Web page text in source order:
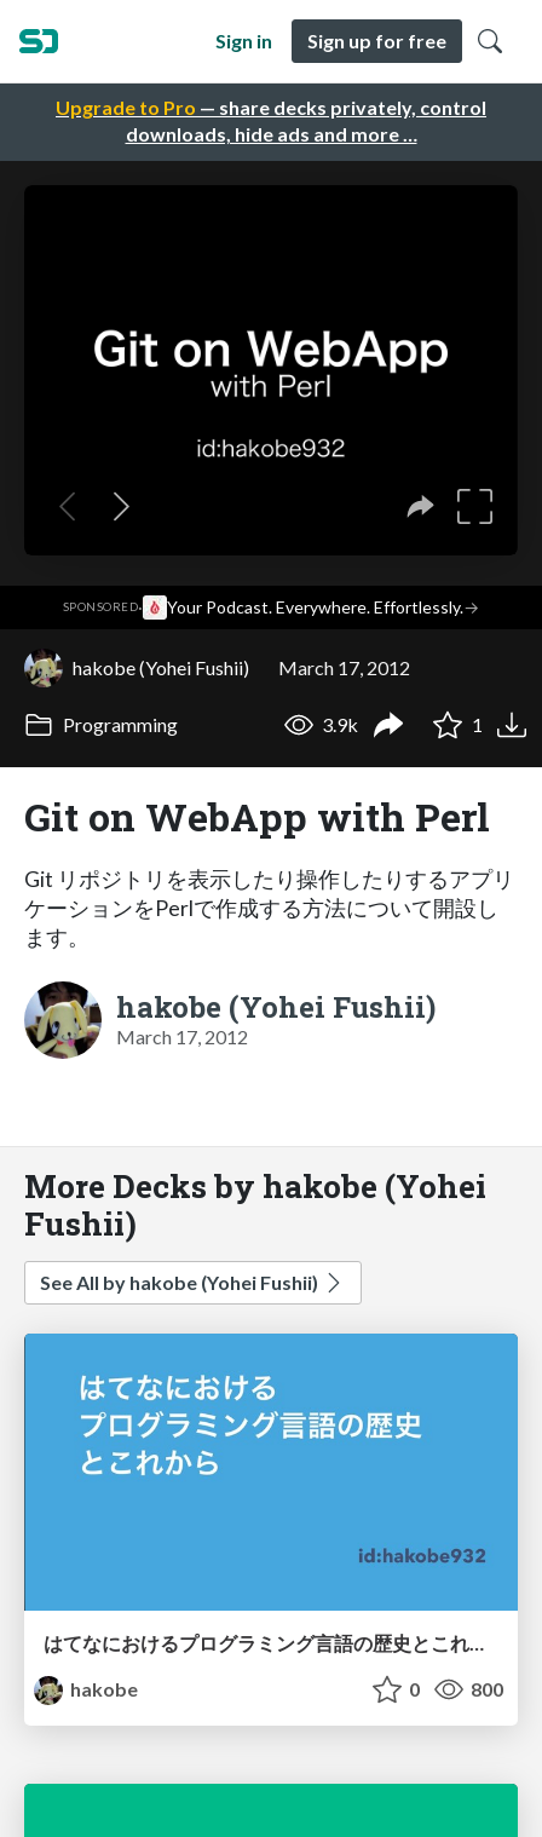
Upgrade to Pro — share decks privately, control
downloads, hide ads and more …
Sign in Sign up for free
SPONSORED· Your Podcast. Everywhere. Effortlessly.→
hakobe (Yohei Fushii) March 17, 2012
Programming 3.9k 1
Git on WebApp with Perl
Git リポジトリを表示したり操作したりするアプリ
ケーションをPerlで作成する方法について開設し
ます。
hakobe (Yohei Fushii)
March 17, 2012
More Decks by hakobe (Yohei
Fushii)
See All by hakobe (Yohei Fushii)
はてなにおけるプログラミング言語の歴史とこれから
hakobe
0 800